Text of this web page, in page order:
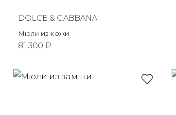
DOLCE & GABBANA
Мюли из кожи
81 300 ₽